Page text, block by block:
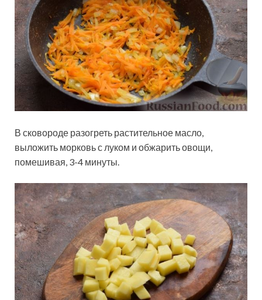
В сковороде разогреть растительное масло,
выложить морковь с луком и обжарить овощи,
помешивая, 3-4 минуты.